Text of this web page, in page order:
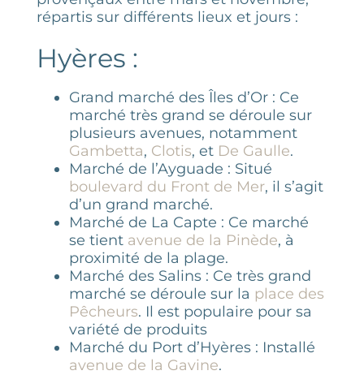
répartis sur différents lieux et jours :
Hyères :
Grand marché des Îles d’Or : Ce
marché très grand se déroule sur
plusieurs avenues, notamment
Gambetta, Clotis, et De Gaulle.
Marché de l’Ayguade : Situé
boulevard du Front de Mer, il s’agit
d’un grand marché.
Marché de La Capte : Ce marché
se tient avenue de la Pinède, à
proximité de la plage.
Marché des Salins : Ce très grand
marché se déroule sur la place des
Pêcheurs. Il est populaire pour sa
variété de produits​
Marché du Port d’Hyères : Installé
avenue de la Gavine.